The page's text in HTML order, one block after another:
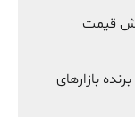
قیمت
بازارهای